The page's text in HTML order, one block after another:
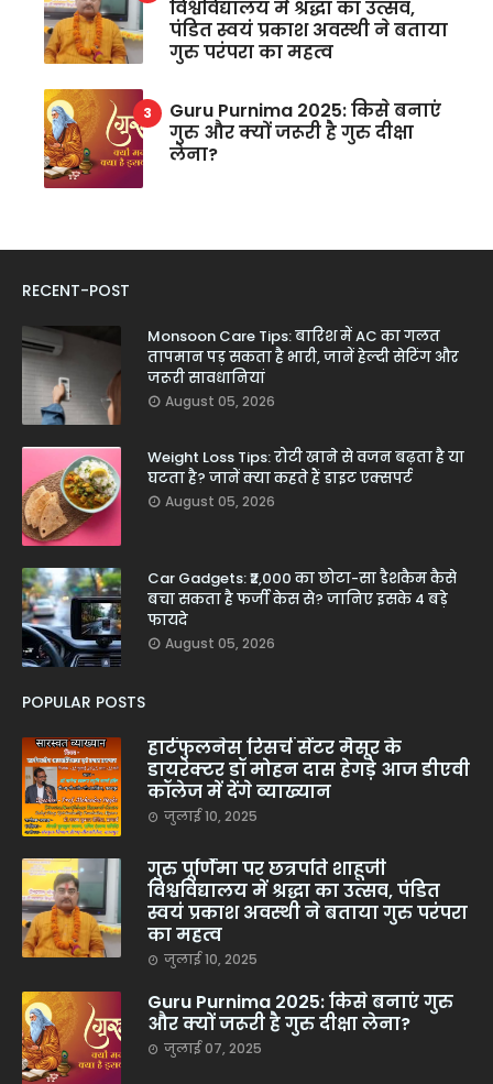
विश्वविद्यालय में श्रद्धा का उत्सव,
पंडित स्वयं प्रकाश अवस्थी ने बताया
गुरु परंपरा का महत्व
Guru Purnima 2025: किसे बनाएं
गुरु और क्यों जरूरी है गुरु दीक्षा
लेना?
RECENT-POST
Monsoon Care Tips: बारिश में AC का गलत
तापमान पड़ सकता है भारी, जानें हेल्दी सेटिंग और
जरूरी सावधानियां
August 05, 2026
Weight Loss Tips: रोटी खाने से वजन बढ़ता है या
घटता है? जानें क्या कहते हैं डाइट एक्सपर्ट
August 05, 2026
Car Gadgets: ₹2,000 का छोटा-सा डैशकैम कैसे
बचा सकता है फर्जी केस से? जानिए इसके 4 बड़े
फायदे
August 05, 2026
POPULAR POSTS
हार्टफुलनेस रिसर्च सेंटर मैसूर के
डायरेक्टर डॉ मोहन दास हेगड़े आज डीएवी
कॉलेज में देंगे व्याख्यान
जुलाई 10, 2025
गुरु पूर्णिमा पर छत्रपति शाहूजी
विश्वविद्यालय में श्रद्धा का उत्सव, पंडित
स्वयं प्रकाश अवस्थी ने बताया गुरु परंपरा
का महत्व
जुलाई 10, 2025
Guru Purnima 2025: किसे बनाएं गुरु
और क्यों जरूरी है गुरु दीक्षा लेना?
जुलाई 07, 2025